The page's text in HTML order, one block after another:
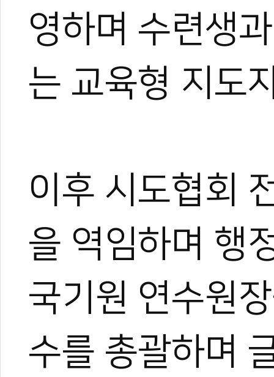
영하며 수련생
는 교육형 지도
이후 시도협회
을 역임하며 행
국기원 연수원
수를 총괄하며
0